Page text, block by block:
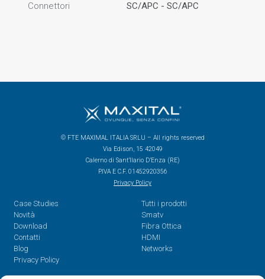
Connettori SC/APC - SC/APC
© FTE MAXIMAL ITALIA SRLU – All rights reserved
Via Edison, 15 42049
Calerno di Sant’Ilario D’Enza (RE)
P.IVA E C.F. 01452920356
Privacy Policy
Case Studies
Novità
Download
Contatti
Blog
Privacy Policy
Tutti i prodotti
Smatv
Fibra Ottica
HDMI
Networks